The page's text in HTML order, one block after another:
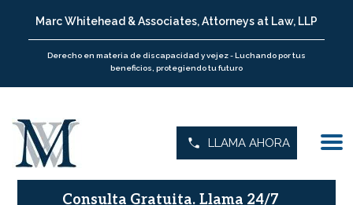
Marc Whitehead & Associates, Attorneys at Law, LLP
Derecho en materia de discapacidad y vejez - Luchando por tus
beneficios, protegiendo tu futuro
LLAMA AHORA
Consulta Gratuita. Llama 24/7